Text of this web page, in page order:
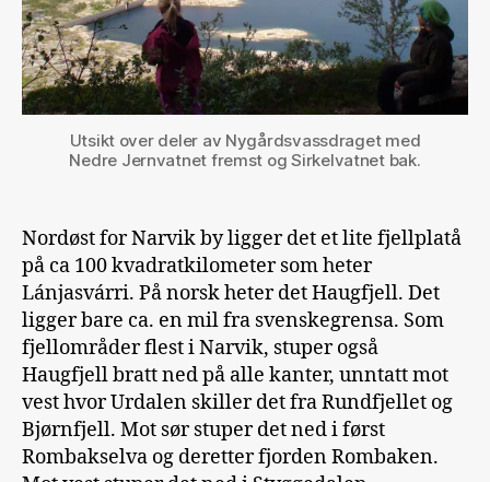
Utsikt over deler av Nygårdsvassdraget med
Nedre Jernvatnet fremst og Sirkelvatnet bak.
Nordøst for Narvik by ligger det et lite fjellplatå
på ca 100 kvadratkilometer som heter
Lánjasvárri. På norsk heter det Haugfjell. Det
ligger bare ca. en mil fra svenskegrensa. Som
fjellområder flest i Narvik, stuper også
Haugfjell bratt ned på alle kanter, unntatt mot
vest hvor Urdalen skiller det fra Rundfjellet og
Bjørnfjell. Mot sør stuper det ned i først
Rombakselva og deretter fjorden Rombaken.